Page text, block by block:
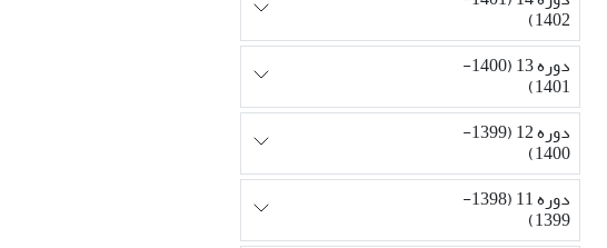
1402)
دوره 13 (1400-
1401)
دوره 12 (1399-
1400)
دوره 11 (1398-
1399)